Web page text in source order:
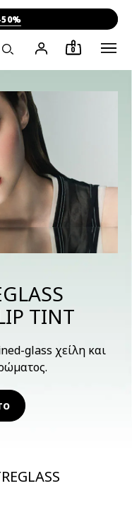
ΑΓΟΡΑ
0
TINT
glass χείλη και